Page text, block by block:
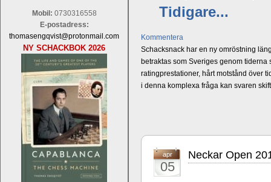
Mobil: 0730316558
E-postadress:
thomasengqvist@protonmail.com
NY SCHACKBOK 2026
Tidigare...
Kommentera
Schacksnack har en ny omröstning
betraktas som Sveriges genom
ratingprestationer, hårt motstånd över
i denna komplexa fråga kan svaren
apr
05
Neckar Open